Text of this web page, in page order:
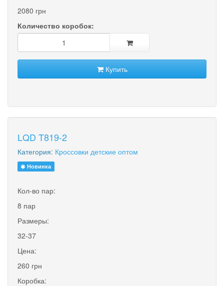
2080 грн
Количество коробок:
Купить
LQD T819-2
Категория: Кроссовки детские оптом
Новинка
Кол-во пар:
8 пар
Размеры:
32-37
Цена:
260 грн
Коробка: